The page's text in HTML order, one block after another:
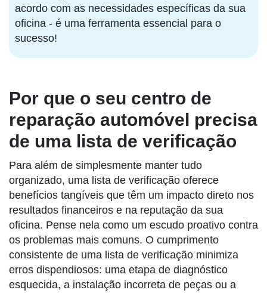
acordo com as necessidades específicas da sua
oficina - é uma ferramenta essencial para o
sucesso!
Por que o seu centro de
reparação automóvel precisa
de uma lista de verificação
Para além de simplesmente manter tudo
organizado, uma lista de verificação oferece
benefícios tangíveis que têm um impacto direto nos
resultados financeiros e na reputação da sua
oficina. Pense nela como um escudo proativo contra
os problemas mais comuns. O cumprimento
consistente de uma lista de verificação minimiza
erros dispendiosos: uma etapa de diagnóstico
esquecida, a instalação incorreta de peças ou a